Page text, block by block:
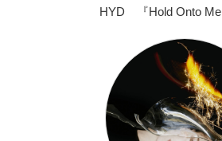
HYD 『Hold Onto Me